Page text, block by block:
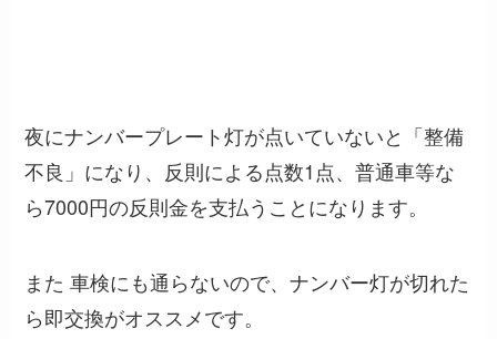
夜にナンバープレート灯が点いていないと「整備
不良」になり、反則による点数1点、普通車等な
ら7000円の反則金を支払うことになります。
また 車検にも通らないので、ナンバー灯が切れた
ら即交換がオススメです。